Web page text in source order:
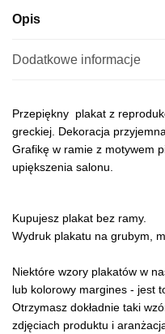
Opis
Dodatkowe informacje
Przepiękny plakat z
greckiej. Dekoracja
Grafikę w ramie z motywem
upiększenia salonu.
Kupujesz plakat bez ramy.
Wydruk plakatu na grubym,
Niektóre wzory plakatów w
lub kolorowy margines - jest
Otrzymasz dokładnie taki
zdjęciach produktu i